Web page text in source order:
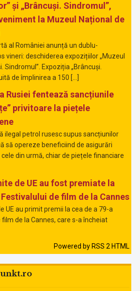
și „Brâncuși. Sindromul”,
la Muzeul Național de
al României anunță un dublu-
vineri: deschiderea expozițiilor „Muzeul
Sindromul”. Expoziția „Brâncuși.
de împlinirea a 150 […]
Rusiei fentează sancțiunile
privitoare la piețele
ilegal petrol rusesc supus sancțiunilor
să opereze beneficiind de asigurări
din urmă, chiar de piețele financiare
de UE au fost premiate la
de film de la Cannes
UE au primit premii la cea de a 79-a
de la Cannes, care s-a încheiat
Powered by RSS 2 HTML